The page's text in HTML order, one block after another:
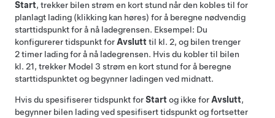
Start, trekker bilen strøm en kort stund når den kobles til for
planlagt lading (klikking kan høres) for å beregne nødvendig
starttidspunkt for å nå ladegrensen. Eksempel: Du
konfigurerer tidspunkt for Avslutt til kl. 2, og bilen trenger
2 timer lading for å nå ladegrensen. Hvis du kobler til bilen
kl. 21, trekker Model 3 strøm en kort stund for å beregne
starttidspunktet og begynner ladingen ved midnatt.
Hvis du spesifiserer tidspunkt forStart og ikke for Avslutt,
begynner bilen lading ved spesifisert tidspunkt og fortsetter